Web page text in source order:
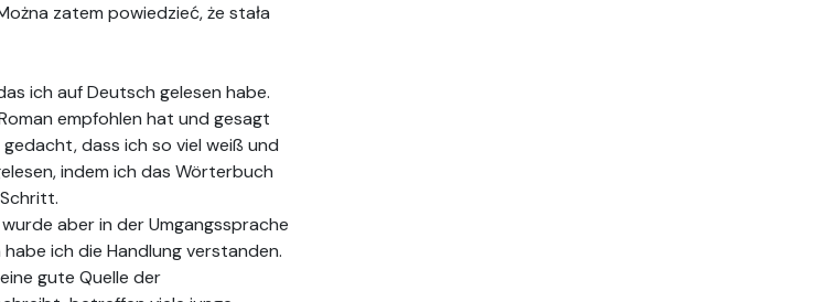
zatem powiedzieć, że stała
ich auf Deutsch gelesen habe.
empfohlen hat und gesagt
dass ich so viel weiß und
indem ich das Wörterbuch
aber in der Umgangssprache
ich die Handlung verstanden.
gute Quelle der